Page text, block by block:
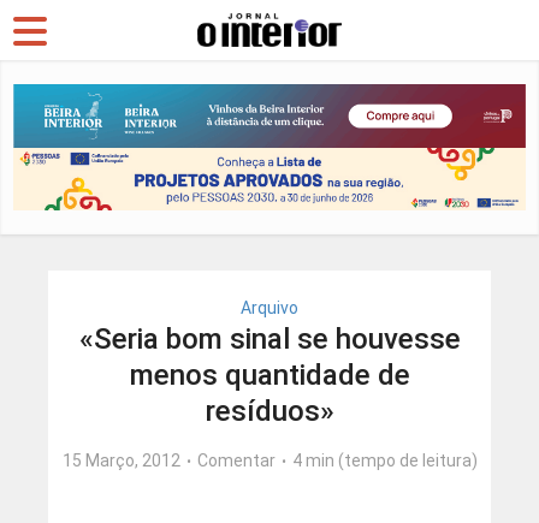
Arquivo
«Seria bom sinal se houvesse
menos quantidade de
resíduos»
15 Março, 2012 Comentar 4 min (tempo de leitura)